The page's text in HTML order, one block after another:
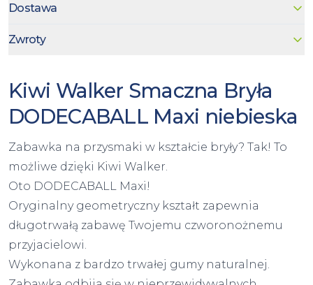
Dostawa
Zwroty
Kiwi Walker Smaczna Bryła
DODECABALL Maxi niebieska
Zabawka na przysmaki w kształcie bryły? Tak! To
możliwe dzięki Kiwi Walker.
Oto DODECABALL Maxi!
Oryginalny geometryczny kształt zapewnia
długotrwałą zabawę Twojemu czworonożnemu
przyjacielowi.
Wykonana z bardzo trwałej gumy naturalnej.